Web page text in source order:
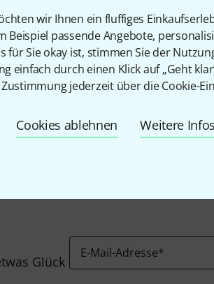
wir Ihnen ein fluffiges
Beispiel passende Angebote,
für Sie okay ist, stimmen Sie der
einfach durch einen Klick auf „Geht
jederzeit über die Cookie-
Cookies ablehnen Weitere Infos
Ihnen, was Sie sehen?
Teilen Hilfe & Feedback
Glück
E-Mail-Adresse*